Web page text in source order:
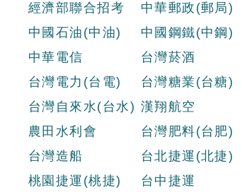
經濟部聯合招考
中華郵政(郵局)
中國石油(中油)
中國鋼鐵(中鋼)
中華電信
台灣菸酒
台灣電力(台電)
台灣糖業(台糖)
台灣自來水(台水) 漢翔航空
農田水利會
台灣肥料(台肥)
台灣造船
台北捷運(北捷)
桃園捷運(桃捷)
台中捷運